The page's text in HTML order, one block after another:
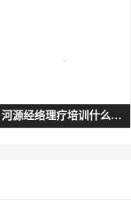
河源经络理疗培训什么地方正规